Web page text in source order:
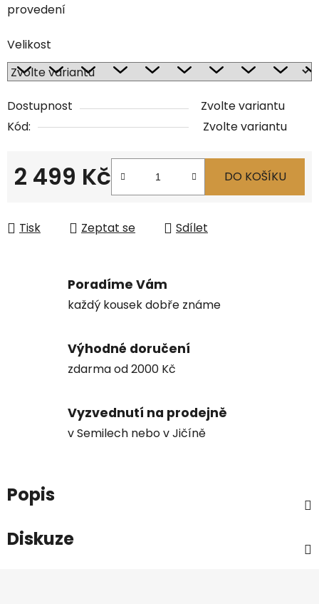
provedení
Velikost
Dostupnost
Zvolte variantu
Kód:
Zvolte variantu
2 499 Kč DO KOŠÍKU
Tisk Zeptat se Sdílet
Poradíme Vám
každý kousek dobře známe
Výhodné doručení
zdarma od 2000 Kč
Vyzvednutí na prodejně
v Semilech nebo v Jičíně
Popis
Diskuze